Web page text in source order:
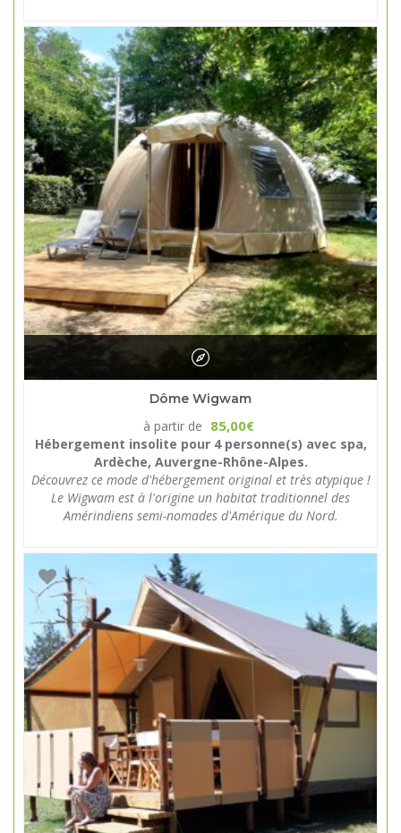
Dôme Wigwam
à partir de 85,00€
Hébergement insolite pour 4 personne(s) avec spa,
Ardèche, Auvergne-Rhône-Alpes.
Découvrez ce mode d'hébergement original et très atypique !
Le Wigwam est à l'origine un habitat traditionnel des
Amérindiens semi-nomades d'Amérique du Nord.